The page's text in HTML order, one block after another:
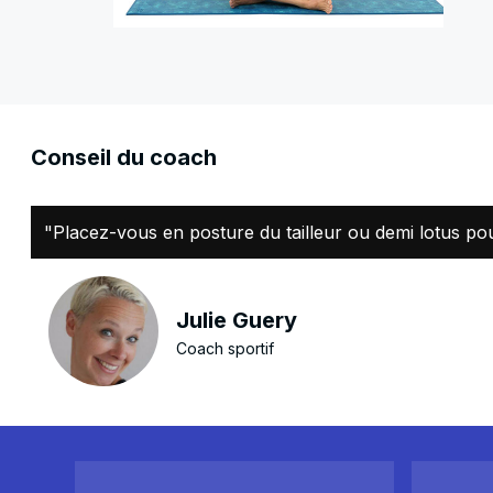
Conseil du coach
"Placez-vous en posture du tailleur ou demi lotus
Julie Guery
Coach sportif